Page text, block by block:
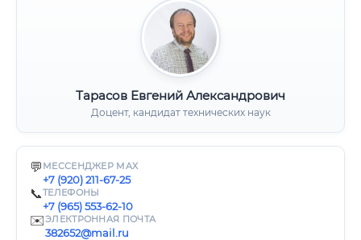
Тарасов Евгений Александрович
Доцент, кандидат технических наук
💬 МЕССЕНДЖЕР MAX
+7 (920) 211-67-25
📞ТЕЛЕФОНЫ
+7 (965) 553-62-10
✉️ЭЛЕКТРОННАЯ ПОЧТА
382652@mail.ru